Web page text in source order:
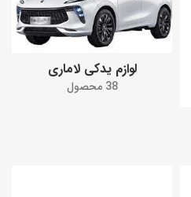
لوازم یدکی لاماری
38 محصول